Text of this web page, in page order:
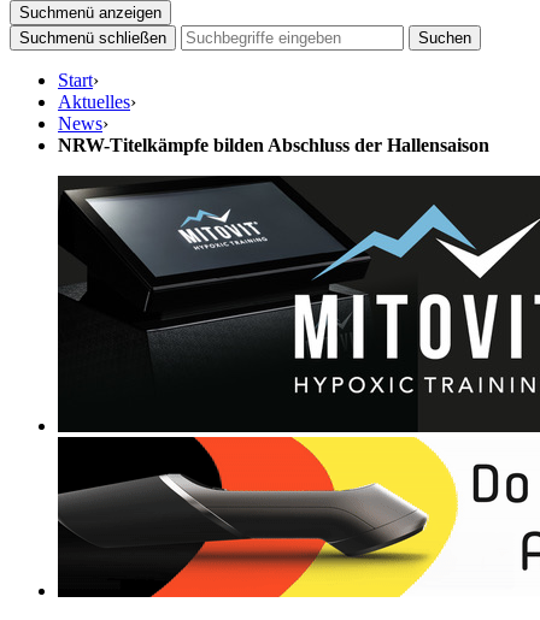
Suchmenü anzeigen
Suchmenü schließen
Suchen
Start›
Aktuelles›
News›
NRW-Titelkämpfe bilden Abschluss der Hallensaison